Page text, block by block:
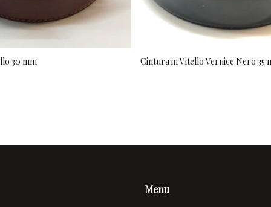
30 mm Cintura in Vitello Vernice Nero 35
Menu